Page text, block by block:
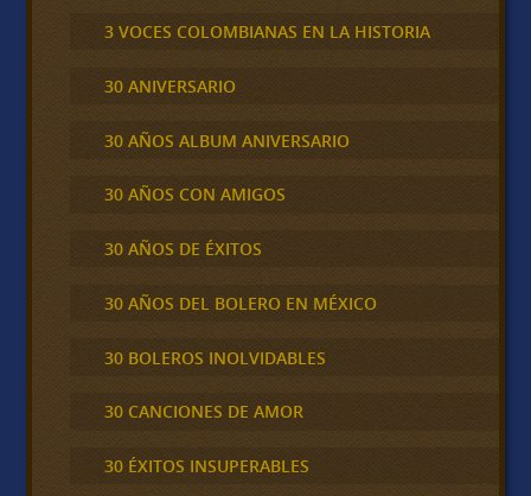
3 VOCES COLOMBIANAS EN LA HISTORIA
30 ANIVERSARIO
30 AÑOS ALBUM ANIVERSARIO
30 AÑOS CON AMIGOS
30 AÑOS DE ÉXITOS
30 AÑOS DEL BOLERO EN MÉXICO
30 BOLEROS INOLVIDABLES
30 CANCIONES DE AMOR
30 ÉXITOS INSUPERABLES